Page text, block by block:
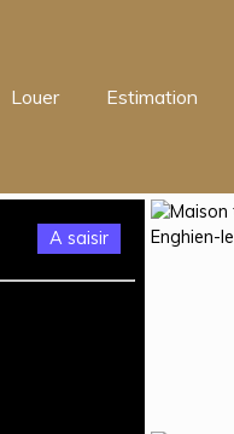
Louer Estimation
A saisir